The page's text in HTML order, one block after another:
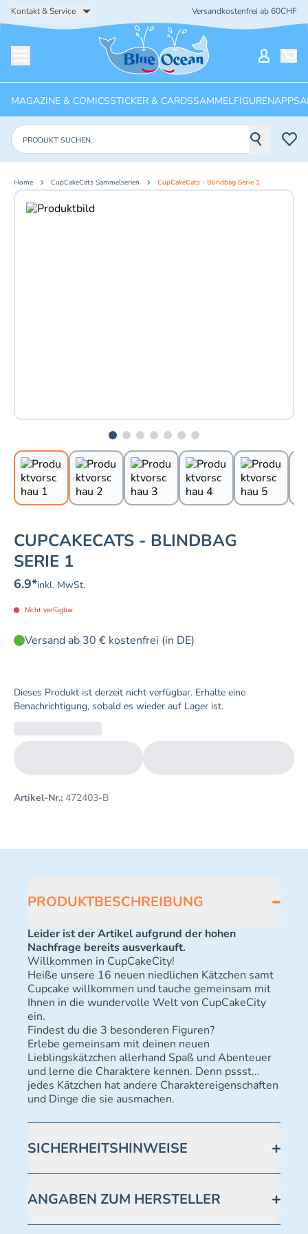
Kontakt & Service Versandkostenfrei ab 60CHF
Startseite
MAGAZINE & COMICSSTICKER & CARDSSAMMELFIGURENAPPS
Produkte suchen
Home CupCakeCats Sammelserien CupCakeCats - Blindbag Serie 1
Aktuelles Bild: 1 von 7
CUPCAKECATS - BLINDBAG
SERIE 1
6.9*inkl. MwSt.
Nicht verfügbar
Versand ab 30 € kostenfrei (in DE)
Dieses Produkt ist derzeit nicht verfügbar. Erhalte eine
Benachrichtigung, sobald es wieder auf Lager ist.
Artikel-Nr.: 472403-B
PRODUKTBESCHREIBUNG
Leider ist der Artikel aufgrund der hohen
Nachfrage bereits ausverkauft.
Willkommen in CupCakeCity!
Heiße unsere 16 neuen niedlichen Kätzchen samt
Cupcake willkommen und tauche gemeinsam mit
Ihnen in die wundervolle Welt von CupCakeCity
ein.
Findest du die 3 besonderen Figuren?
Erlebe gemeinsam mit deinen neuen
Lieblingskätzchen allerhand Spaß und Abenteuer
und lerne die Charaktere kennen. Denn pssst...
jedes Kätzchen hat andere Charaktereigenschaften
und Dinge die sie ausmachen.
SICHERHEITSHINWEISE
Enthält verschluckbare Kleinteile -
Erstickungsgefahr.
ANGABEN ZUM HERSTELLER